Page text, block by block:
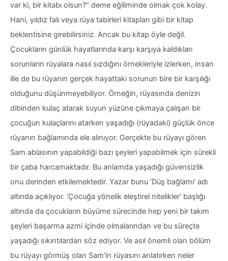
var ki, bir kitabı olsun?” deme eğiliminde olmak çok kolay.
Hani, yıldız falı veya rüya tabirleri kitapları gibi bir kitap
beklentisine girebilirsiniz. Ancak bu kitap öyle değil.
Çocukların günlük hayatlarında karşı karşıya kaldıkları
sorunların rüyalara nasıl sızdığını örnekleriyle izlerken, insan
ille de bu rüyanın gerçek hayattaki sorunun bire bir karşılığı
olduğunu düşünmeyebiliyor. Örneğin, rüyasında denizin
dibinden kulaç atarak suyun yüzüne çıkmaya çalışan bir
çocuğun kulaçlarını atarken yaşadığı (rüyadaki) güçlük önce
rüyanın bağlamında ele alınıyor. Gerçekte bu rüyayı gören
Sam ablasının yapabildiği bazı şeyleri yapabilmek için sürekli
bir çaba harcamaktadır. Bu anlamda yaşadığı güvensizlik
onu derinden etkilemektedir. Yazar bunu ‘Düş bağlamı’ adı
altında açıklıyor. ‘Çocuğa yönelik eleştirel nitelikler’ başlığı
altında da çocukların büyüme sürecinde hep yeni bir takım
şeyleri başarma azmi içinde olmalarından ve bu süreçte
yaşadığı sıkıntılardan söz ediyor. Ve asıl önemli olan bölüm
bu rüyayı görmüş olan Sam’in rüyasını anlatırken neler